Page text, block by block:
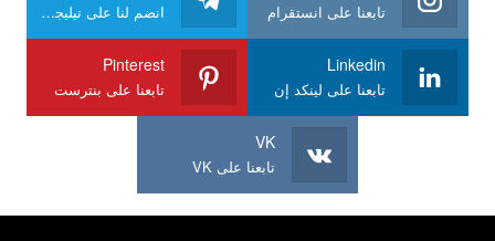
تابعنا على انستقرام انضم لنا على تيليجرام
Linkedin
تابعنا على لينكد إن
Pinterest
تابعنا على بنترست
VK
تابعنا على VK